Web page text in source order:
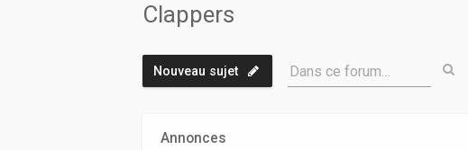
Clappers
Nouveau sujet Dans ce forum…
Annonces